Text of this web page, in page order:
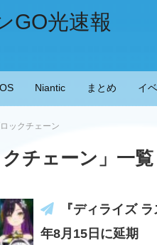
GO光速報
Niantic まとめ イ
ックチェーン
チェーン 」 一覧
『ディライズ
年8月15日に延期